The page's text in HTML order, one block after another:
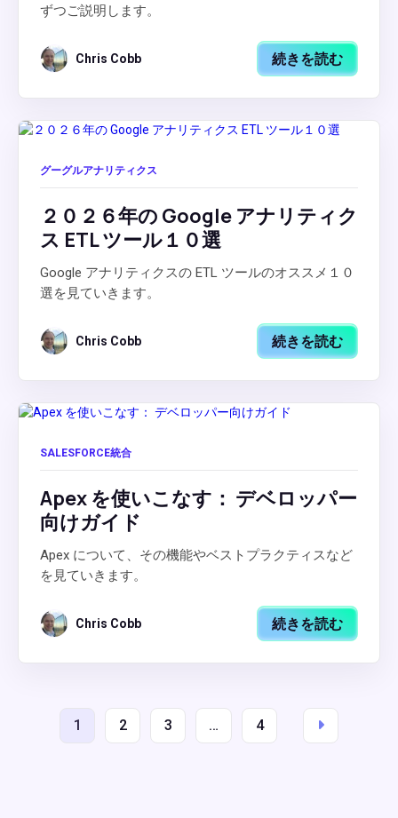
ずつご説明します。
Chris Cobb 続きを読む
グーグルアナリティクス
２０２６年の Google アナリティク
ス ETL ツール１０選
Google アナリティクスの ETL ツールのオススメ１０
選を見ていきます。
Chris Cobb 続きを読む
SALESFORCE統合
Apex を使いこなす： デベロッパー
向けガイド
Apex について、その機能やベストプラクティスなど
を見ていきます。
Chris Cobb 続きを読む
1 2 3 … 4